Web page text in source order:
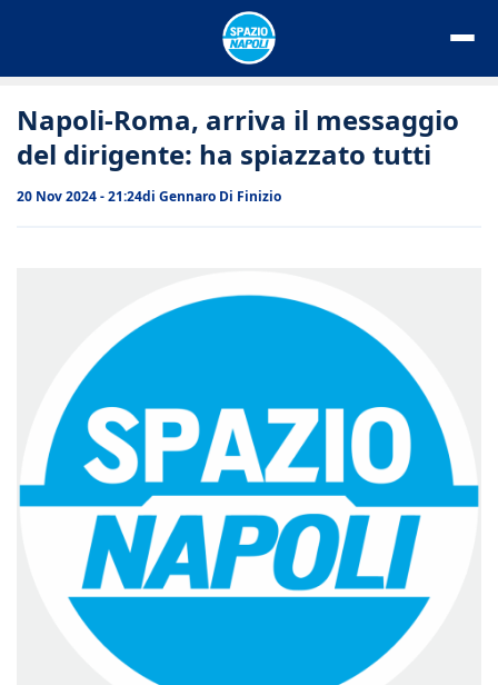
Napoli-Roma, arriva il messaggio
del dirigente: ha spiazzato tutti
20 Nov 2024 - 21:24di Gennaro Di Finizio